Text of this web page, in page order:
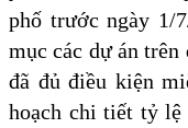
phố trước ngày 1/
mục các dự án
đã đủ điều kiện
hoạch chi tiết tỷ lệ